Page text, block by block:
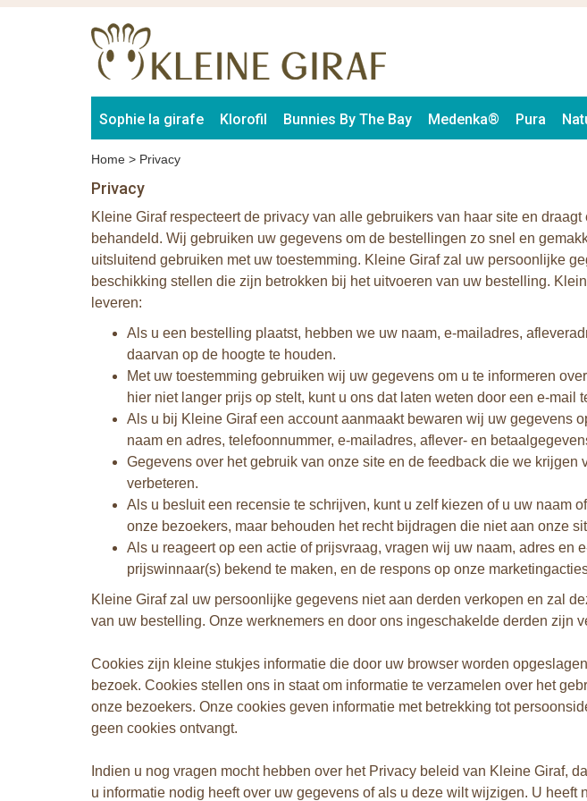
Sophie la girafe Klorofil Bunnies By The Bay Medenka® Pura
Home > Privacy
Privacy
Kleine Giraf respecteert de privacy van alle gebruikers van haar site en
behandeld. Wij gebruiken uw gegevens om de bestellingen zo snel en
uitsluitend gebruiken met uw toestemming. Kleine Giraf zal uw persoonlijke
beschikking stellen die zijn betrokken bij het uitvoeren van uw bestelling.
leveren:
Als u een bestelling plaatst, hebben we uw naam, e-mailadres,
daarvan op de hoogte te houden.
Met uw toestemming gebruiken wij uw gegevens om u te informeren
hier niet langer prijs op stelt, kunt u ons dat laten weten door een e-mail
Als u bij Kleine Giraf een account aanmaakt bewaren wij uw gegevens
naam en adres, telefoonnummer, e-mailadres, aflever- en
Gegevens over het gebruik van onze site en de feedback die we
verbeteren.
Als u besluit een recensie te schrijven, kunt u zelf kiezen of u uw naam
onze bezoekers, maar behouden het recht bijdragen die niet aan onze
Als u reageert op een actie of prijsvraag, vragen wij uw naam, adres
prijswinnaar(s) bekend te maken, en de respons op onze
Kleine Giraf zal uw persoonlijke gegevens niet aan derden verkopen en zal
van uw bestelling. Onze werknemers en door ons ingeschakelde derden zijn
Cookies zijn kleine stukjes informatie die door uw browser worden
bezoek. Cookies stellen ons in staat om informatie te verzamelen over het
onze bezoekers. Onze cookies geven informatie met betrekking tot
geen cookies ontvangt.
Indien u nog vragen mocht hebben over het Privacy beleid van Kleine Giraf,
u informatie nodig heeft over uw gegevens of als u deze wilt wijzigen. U